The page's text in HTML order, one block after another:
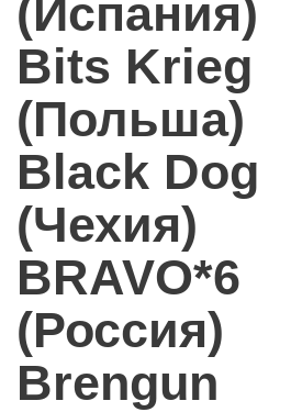
(Испания)
Bits Krieg
(Польша)
Black Dog
(Чехия)
BRAVO*6
(Россия)
Brengun